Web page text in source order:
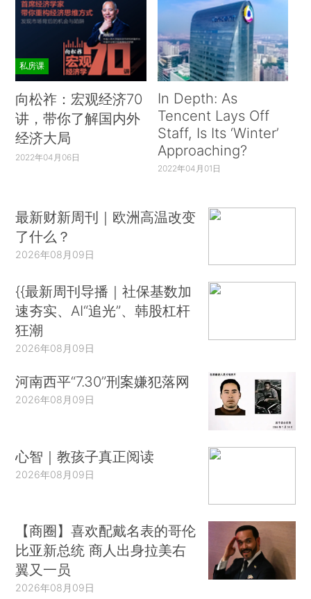
私房课
向松祚：宏观经济70
讲，带你了解国内外
经济大局
2022年04月06日
In Depth: As
Tencent Lays Off
Staff, Is Its ‘Winter’
Approaching?
2022年04月01日
最新财新周刊｜欧洲高温改变
了什么？
2026年08月09日
{{最新周刊导播｜社保基数加
速夯实、AI“追光”、韩股杠杆
狂潮
2026年08月09日
河南西平“7.30”刑案嫌犯落网
2026年08月09日
心智｜教孩子真正阅读
2026年08月09日
【商圈】喜欢配戴名表的哥伦
比亚新总统 商人出身拉美右
翼又一员
2026年08月09日